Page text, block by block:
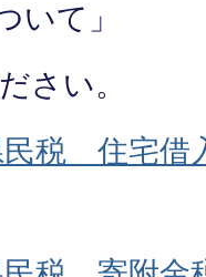
いて」
さい。
民税 住宅借